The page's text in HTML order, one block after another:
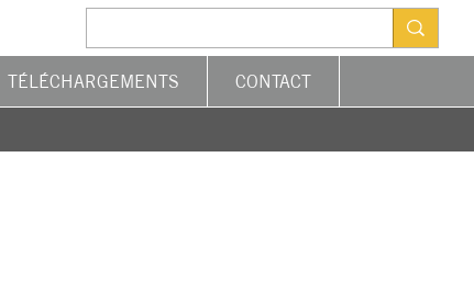
TÉLÉCHARGEMENTS CONTACT